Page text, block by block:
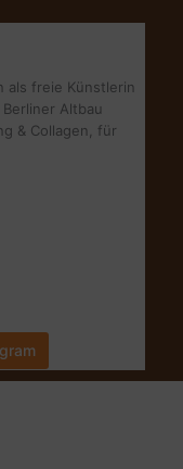
als freie Künstlerin
Berliner Altbau
& Collagen, für